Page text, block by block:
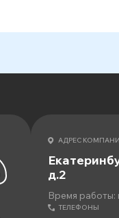
АДРЕС
д.2
Время работы:
ТЕЛЕФОНЫ